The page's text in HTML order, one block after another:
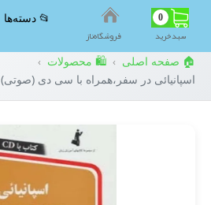
0
سبد‌خرید فروشگاه‌ناز
📂 دسته‌ها
🏠 صفحه اصلی › 🛍️ محصولات ›
اسپانیائی در سفر،همراه با سی دی (صوتی)